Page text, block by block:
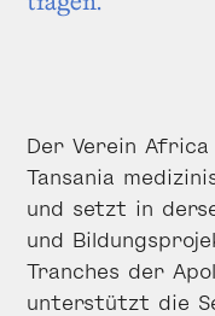
Der Verein
Tansania
und setzt in
und
Tranches der
unterstützt die